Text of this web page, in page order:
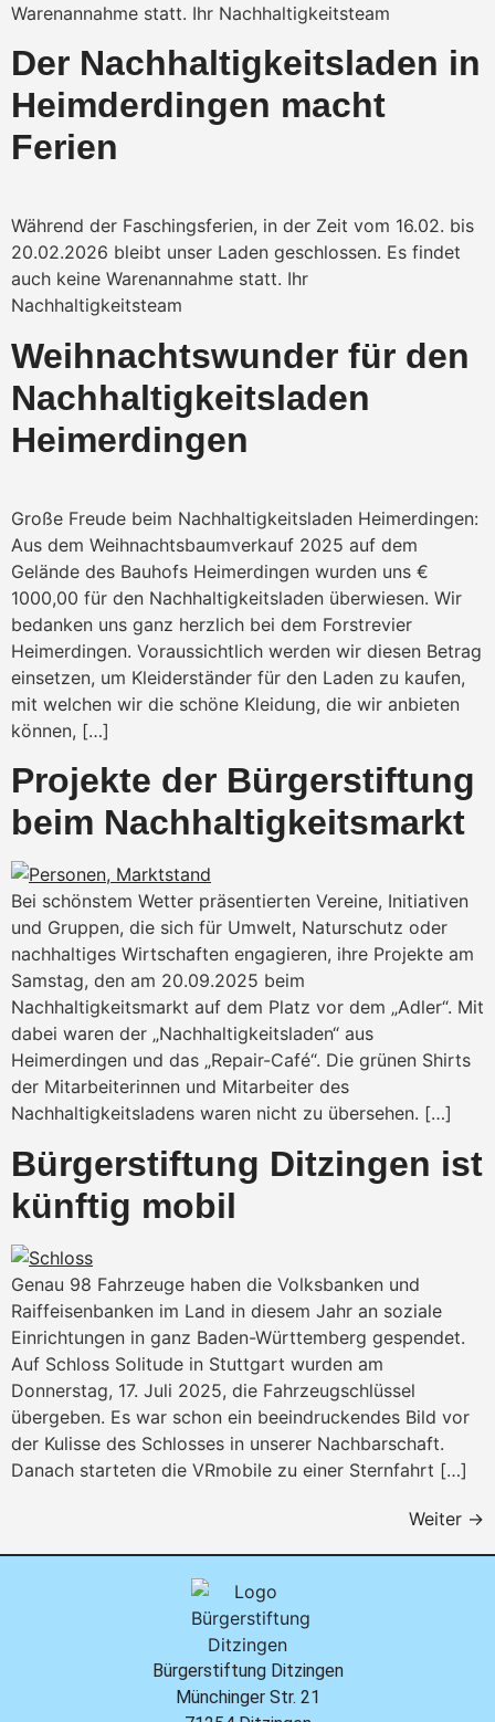
Warenannahme statt. Ihr Nachhaltigkeitsteam
Der Nachhaltigkeitsladen in
Heimderdingen macht
Ferien
Während der Faschingsferien, in der Zeit vom 16.02. bis
20.02.2026 bleibt unser Laden geschlossen. Es findet
auch keine Warenannahme statt. Ihr
Nachhaltigkeitsteam
Weihnachtswunder für den
Nachhaltigkeitsladen
Heimerdingen
Große Freude beim Nachhaltigkeitsladen Heimerdingen:
Aus dem Weihnachtsbaumverkauf 2025 auf dem
Gelände des Bauhofs Heimerdingen wurden uns €
1000,00 für den Nachhaltigkeitsladen überwiesen. Wir
bedanken uns ganz herzlich bei dem Forstrevier
Heimerdingen. Voraussichtlich werden wir diesen Betrag
einsetzen, um Kleiderständer für den Laden zu kaufen,
mit welchen wir die schöne Kleidung, die wir anbieten
können, […]
Projekte der Bürgerstiftung
beim Nachhaltigkeitsmarkt
Bei schönstem Wetter präsentierten Vereine, Initiativen
und Gruppen, die sich für Umwelt, Naturschutz oder
nachhaltiges Wirtschaften engagieren, ihre Projekte am
Samstag, den am 20.09.2025 beim
Nachhaltigkeitsmarkt auf dem Platz vor dem „Adler“. Mit
dabei waren der „Nachhaltigkeitsladen“ aus
Heimerdingen und das „Repair-Café“. Die grünen Shirts
der Mitarbeiterinnen und Mitarbeiter des
Nachhaltigkeitsladens waren nicht zu übersehen. […]
Bürgerstiftung Ditzingen ist
künftig mobil
Genau 98 Fahrzeuge haben die Volksbanken und
Raiffeisenbanken im Land in diesem Jahr an soziale
Einrichtungen in ganz Baden-Württemberg gespendet.
Auf Schloss Solitude in Stuttgart wurden am
Donnerstag, 17. Juli 2025, die Fahrzeugschlüssel
übergeben. Es war schon ein beeindruckendes Bild vor
der Kulisse des Schlosses in unserer Nachbarschaft.
Danach starteten die VRmobile zu einer Sternfahrt […]
Weiter →
Bürgerstiftung Ditzingen
Münchinger Str. 21